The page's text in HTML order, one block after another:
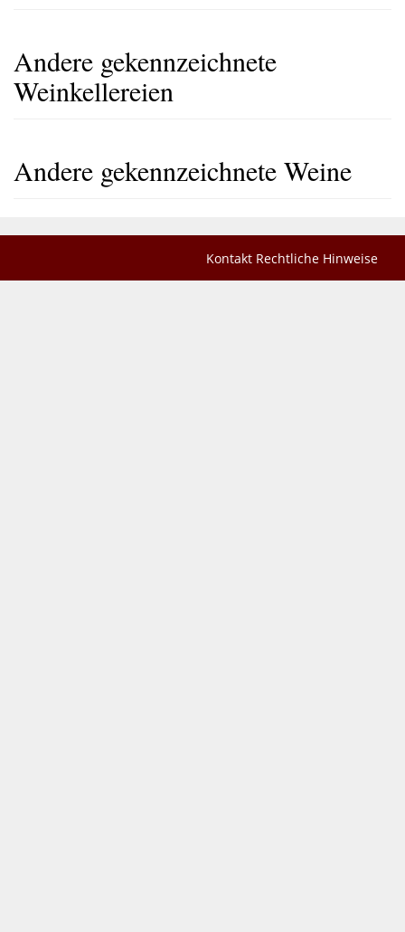
Andere gekennzeichnete
Weinkellereien
Andere gekennzeichnete Weine
Kontakt Rechtliche Hinweise